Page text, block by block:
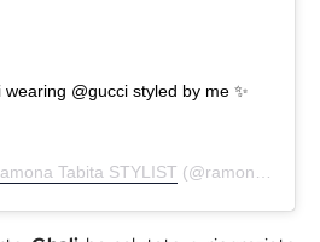
@gucci styled by me ✨
Tabita STYLIST (@ramonatabita) in data: